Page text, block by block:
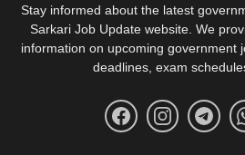
Stay informed about the latest
Sarkari Job Update website. We
information on upcoming government
deadlines, exam